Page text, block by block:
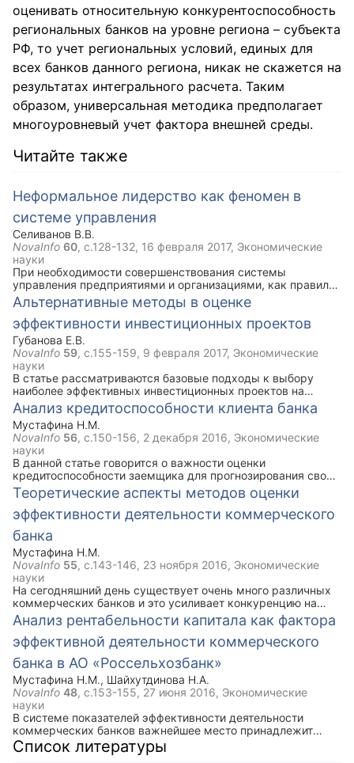
оценивать относительную конкурентоспособность
региональных банков на уровне региона – субъекта
РФ, то учет региональных условий, единых для
всех банков данного региона, никак не скажется на
результатах интегрального расчета. Таким
образом, универсальная методика предполагает
многоуровневый учет фактора внешней среды.
Читайте также
Неформальное лидерство как феномен в
системе управления
Селиванов В.В.
NovaInfo 60, с.128-132, 16 февраля 2017, Экономические
науки
При необходимости совершенствования системы
управления предприятиями и организациями, как правило,
основное внимание уделяют формализации системы.
Однако, не всегда умеют правильно учитывать влияние на
общую деятельность системы неформальных групп,
неформальных лидеров. Статья посвящена исследованию
влияния неформального лидерства на формирование
устойчивости формализованных систем управления.
Альтернативные методы в оценке
эффективности инвестиционных проектов
Губанова Е.В.
NovaInfo 59, с.155-159, 9 февраля 2017, Экономические
науки
В статье рассматриваются базовые подходы к выбору
наиболее эффективных инвестиционных проектов на
основе применения статических и динамических методов и
показателей оценки эффективности бизнес-планов
инвестиционных проектов. Но так как данные методы
характеризуется значительным количеством недостатков,
в работе рассмотрены и альтернативные методы, которые
этих недостатков лишены.
Анализ кредитоспособности клиента банка
Мустафина Н.М.
NovaInfo 56, с.150-156, 2 декабря 2016, Экономические
науки
В данной статье говорится о важности оценки
кредитоспособности заемщика для прогнозирования своей
прибыли и рассматриваются основные способы оценки
кредитоспособности клиентов коммерческого банка,
подробно анализируется оценка финансовой устойчивости
заемщика.
Теоретические аспекты методов оценки
эффективности деятельности коммерческого
банка
Мустафина Н.М.
NovaInfo 55, с.143-146, 23 ноября 2016, Экономические
науки
На сегодняшний день существует очень много различных
коммерческих банков и это усиливает конкуренцию на
рынке. Для сохранения конкурентоспособности и
стабильного потока клиентов коммерческим банкам
необходимо разработать адекватные методы повышения
эффективности деятельности банка, что, в свою очередь,
приведет к повышению прибыли.
Анализ рентабельности капитала как фактора
эффективной деятельности коммерческого
банка в АО «Россельхозбанк»
Мустафина Н.М., Шайхутдинова Н.А.
NovaInfo 48, с.153-155, 27 июня 2016, Экономические
науки
В системе показателей эффективности деятельности
коммерческих банков важнейшее место принадлежит
показателю рентабельности. Показатели рентабельности
означают соотношение прибыли к затратам и в этом
Список литературы